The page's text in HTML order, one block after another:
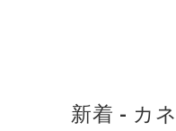
新着 - カ